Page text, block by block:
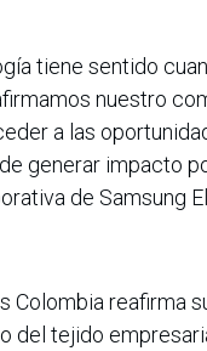
tiene sentido
nuestro
a las
generar impacto
de Samsung
Colombia reafirma
del tejido